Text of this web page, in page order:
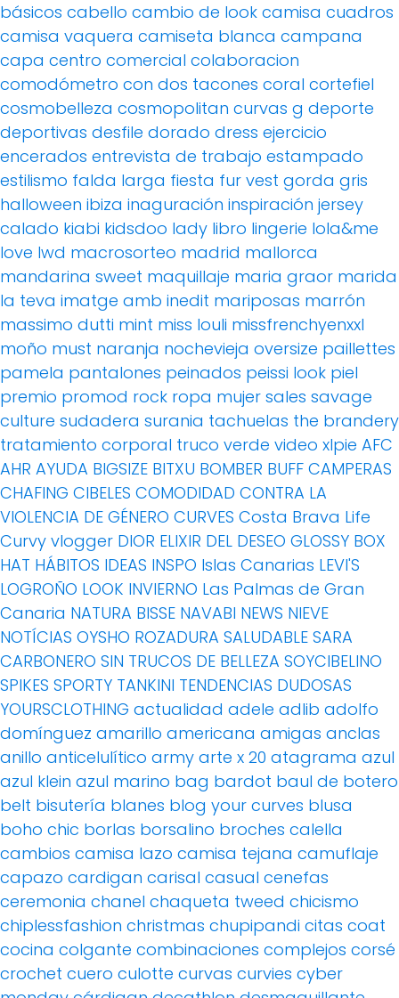
básicos cabello cambio de look camisa cuadros
camisa vaquera camiseta blanca campana
capa centro comercial colaboracion
comodómetro con dos tacones coral cortefiel
cosmobelleza cosmopolitan curvas g deporte
deportivas desfile dorado dress ejercicio
encerados entrevista de trabajo estampado
estilismo falda larga fiesta fur vest gorda gris
halloween ibiza inaguración inspiración jersey
calado kiabi kidsdoo lady libro lingerie lola&me
love lwd macrosorteo madrid mallorca
mandarina sweet maquillaje maria graor marida
la teva imatge amb inedit mariposas marrón
massimo dutti mint miss louli missfrenchyenxxl
moño must naranja nochevieja oversize paillettes
pamela pantalones peinados peissi look piel
premio promod rock ropa mujer sales savage
culture sudadera surania tachuelas the brandery
tratamiento corporal truco verde video xlpie AFC
AHR AYUDA BIGSIZE BITXU BOMBER BUFF CAMPERAS
CHAFING CIBELES COMODIDAD CONTRA LA
VIOLENCIA DE GÉNERO CURVES Costa Brava Life
Curvy vlogger DIOR ELIXIR DEL DESEO GLOSSY BOX
HAT HÁBITOS IDEAS INSPO Islas Canarias LEVI'S
LOGROÑO LOOK INVIERNO Las Palmas de Gran
Canaria NATURA BISSE NAVABI NEWS NIEVE
NOTÍCIAS OYSHO ROZADURA SALUDABLE SARA
CARBONERO SIN TRUCOS DE BELLEZA SOYCIBELINO
SPIKES SPORTY TANKINI TENDENCIAS DUDOSAS
YOURSCLOTHING actualidad adele adlib adolfo
domínguez amarillo americana amigas anclas
anillo anticelulítico army arte x 20 atagrama azul
azul klein azul marino bag bardot baul de botero
belt bisutería blanes blog your curves blusa
boho chic borlas borsalino broches calella
cambios camisa lazo camisa tejana camuflaje
capazo cardigan carisal casual cenefas
ceremonia chanel chaqueta tweed chicismo
chiplessfashion christmas chupipandi citas coat
cocina colgante combinaciones complejos corsé
crochet cuero culotte curvas curvies cyber